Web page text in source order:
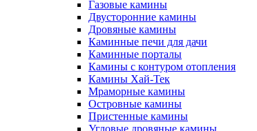
Газовые камины
Двусторонние камины
Дровяные камины
Каминные печи для дачи
Каминные порталы
Камины с контуром отопления
Камины Хай-Тек
Мраморные камины
Островные камины
Пристенные камины
Угловые дровяные камины